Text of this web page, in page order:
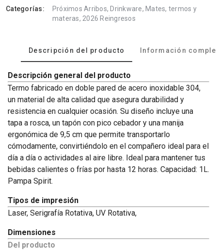
Categorías:
Próximos Arribos, Drinkware, Mates, termos y
materas, 2026 Reingresos
Descripción del producto Información
Descripción general del producto
Termo fabricado en doble pared de acero inoxidable 304,
un material de alta calidad que asegura durabilidad y
resistencia en cualquier ocasión. Su diseño incluye una
tapa a rosca, un tapón con pico cebador y una manija
ergonómica de 9,5 cm que permite transportarlo
cómodamente, convirtiéndolo en el compañero ideal para el
día a día o actividades al aire libre. Ideal para mantener tus
bebidas calientes o frías por hasta 12 horas. Capacidad: 1L.
Pampa Spirit.
Tipos de impresión
Laser, Serigrafía Rotativa, UV Rotativa,
Dimensiones
Del producto